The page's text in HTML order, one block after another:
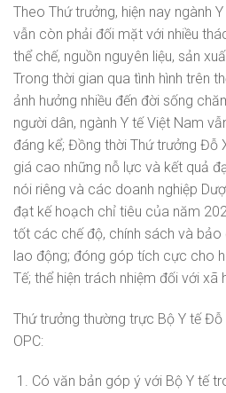
Theo Thứ trưởng, hiện nay ngành
vẫn còn phải đối mặt với nhiều
thể chế, nguồn nguyên liệu, sản
Trong thời gian qua tình hình trên
ảnh hưởng nhiều đến đời sống
người dân, ngành Y tế Việt Nam
đáng kể; Đồng thời Thứ trưởng Đỗ
giá cao những nỗ lực và kết quả
nói riêng và các doanh nghiệp
đạt kế hoạch chỉ tiêu của năm
tốt các chế độ, chính sách và
lao động; đóng góp tích cực cho
Tế; thể hiện trách nhiệm đối với xã
Thứ trưởng thường trực Bộ Y tế Đỗ
OPC:
Có văn bản góp ý với Bộ Y tế